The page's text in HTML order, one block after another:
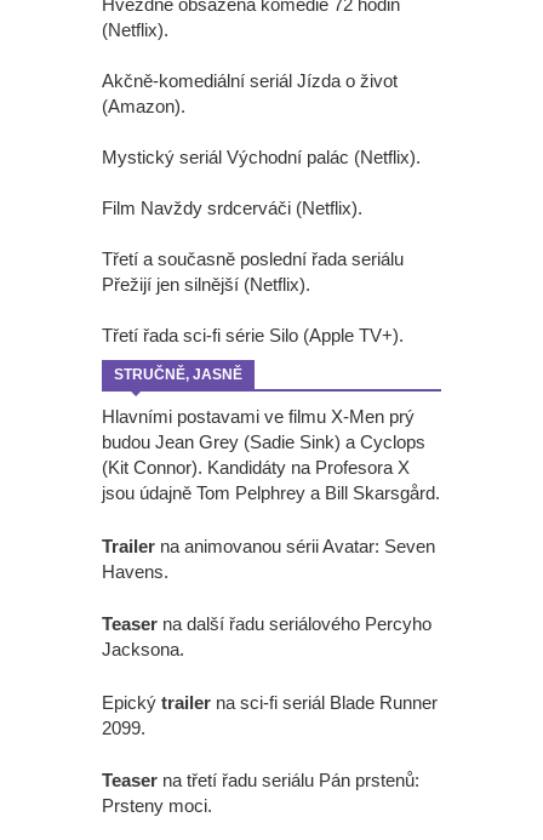
Hvězdně obsazená komedie 72 hodin
(Netflix).
Akčně-komediální seriál Jízda o život
(Amazon).
Mystický seriál Východní palác (Netflix).
Film Navždy srdcerváči (Netflix).
Třetí a současně poslední řada seriálu
Přežijí jen silnější (Netflix).
Třetí řada sci-fi série Silo (Apple TV+).
STRUČNĚ, JASNĚ
Hlavními postavami ve filmu X-Men prý
budou Jean Grey (Sadie Sink) a Cyclops
(Kit Connor). Kandidáty na Profesora X
jsou údajně Tom Pelphrey a Bill Skarsgård.
Trailer na animovanou sérii Avatar: Seven
Havens.
Teaser na další řadu seriálového Percyho
Jacksona.
Epický trailer na sci-fi seriál Blade Runner
2099.
Teaser na třetí řadu seriálu Pán prstenů:
Prsteny moci.